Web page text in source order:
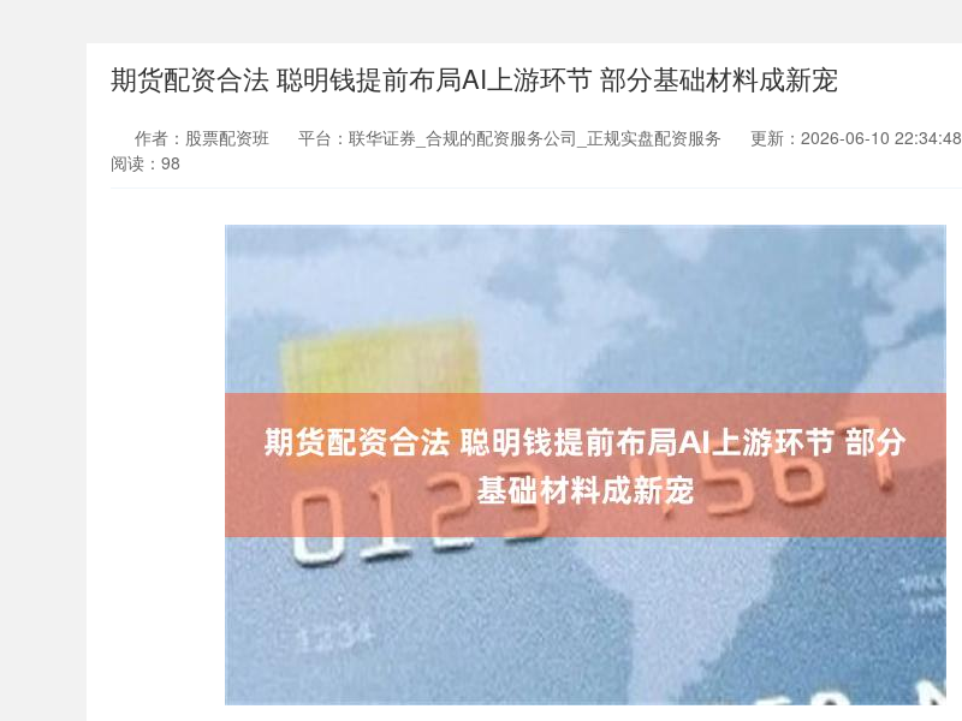
期货配资合法 聪明钱提前布局AI上游环节 部分基础材料成新宠
作者：股票配资班 平台：联华证券_合规的配资服务公司_正规实盘配资服务
更新：2026-06-10 22:34:48
阅读：98